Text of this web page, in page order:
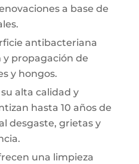
a base de
antibacteriana
y propagación de
y hongos.
su alta calidad y
hasta 10 años de
desgaste, grietas y
una limpieza